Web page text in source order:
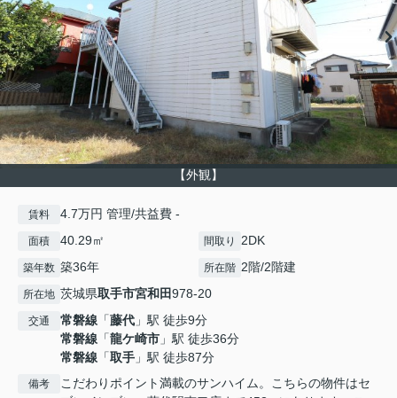
【外観】
賃料 4.7万円 管理/共益費 -
面積 40.29㎡ 間取り 2DK
築年数 築36年 所在階 2階/2階建
所在地 茨城県取手市宮和田978-20
交通 常磐線 「藤代 」駅 徒歩9分
常磐線 「龍ケ崎市 」駅 徒歩36分
常磐線 「取手 」駅 徒歩87分
備考
こだわりポイント満載のサンハイム。こちらの物件はセ